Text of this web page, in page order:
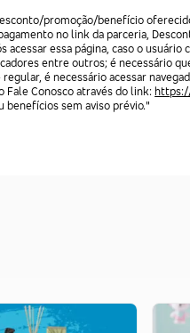
promoção/benefício
no link da parceria,
acessar essa página, caso o
entre outros; é necessário
regular, é necessário acessar
Fale Conosco através do link:
benefícios sem aviso prévio."